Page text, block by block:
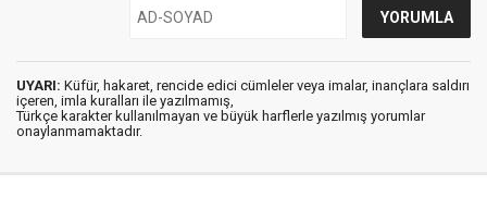
UYARI: Küfür, hakaret, rencide edici cümleler veya imalar, inançlara saldırı
içeren, imla kuralları ile yazılmamış,
Türkçe karakter kullanılmayan ve büyük harflerle yazılmış yorumlar
onaylanmamaktadır.